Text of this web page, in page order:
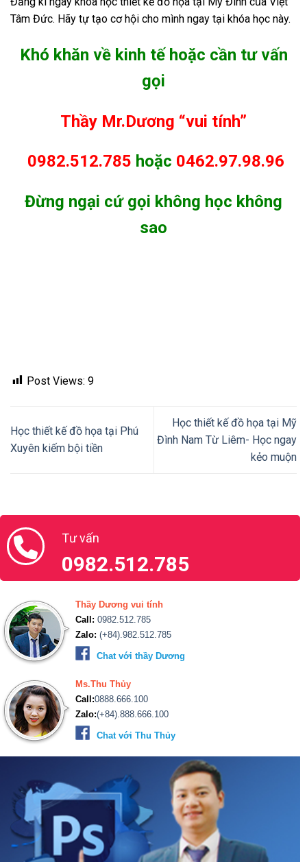
Tâm Đức. Hãy tự tạo cơ hội cho mình ngay tại khóa học này.
Khó khăn về kinh tế hoặc cần tư vấn
gọi
Thầy Mr.Dương “vui tính”
0982.512.785 hoặc 0462.97.98.96
Đừng ngại cứ gọi không học không
sao
Post Views: 9
Học thiết kế đồ họa tại Phú
Xuyên kiếm bội tiền
Học thiết kế đồ họa tại Mỹ
Đình Nam Từ Liêm- Học ngay
kẻo muộn
Tư vấn
0982.512.785
Thầy Dương vui tính
Call: 0982.512.785
Zalo: (+84).982.512.785
Chat với thầy Dương
Ms.Thu Thủy
Call:0888.666.100
Zalo:(+84).888.666.100
Chat với Thu Thủy